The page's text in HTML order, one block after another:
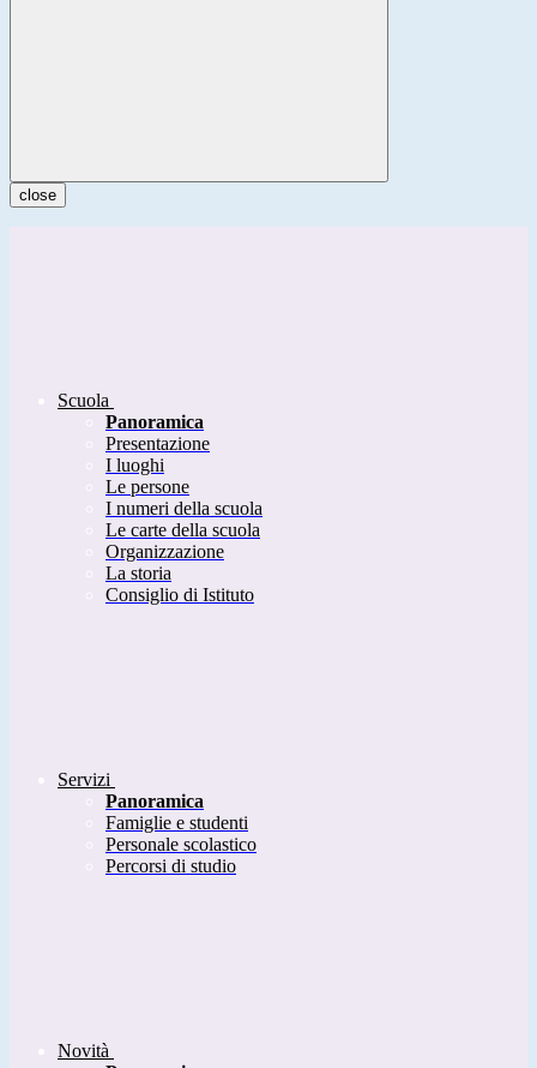
close
Scuola
Panoramica
Presentazione
I luoghi
Le persone
I numeri della scuola
Le carte della scuola
Organizzazione
La storia
Consiglio di Istituto
Servizi
Panoramica
Famiglie e studenti
Personale scolastico
Percorsi di studio
Novità